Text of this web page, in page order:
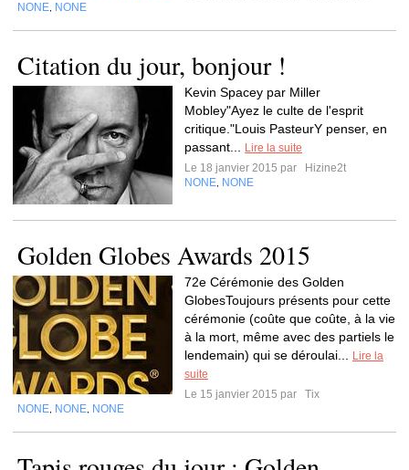
NONE NONE
Citation du jour, bonjour !
Kevin Spacey par Miller
Mobley"Ayez le culte de l'esprit
critique."Louis PasteurY penser, en
passant...
Lire la suite
Le 18 janvier 2015 par
Hizine2t
NONE NONE
Golden Globes Awards 2015
72e Cérémonie des Golden
GlobesToujours présents pour cette
cérémonie (coûte que coûte, à la vie
à la mort, même avec des partiels le
lendemain) qui se déroulai...
Lire la
suite
Le 15 janvier 2015 par
Tix
NONE NONE NONE